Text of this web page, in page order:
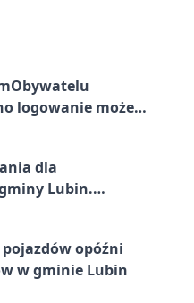
logowanie może
dla
Lubin.
opóźni
w gminie Lubin